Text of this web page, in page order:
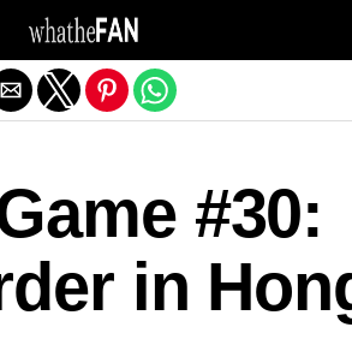
#30:
in
Exit mobile version